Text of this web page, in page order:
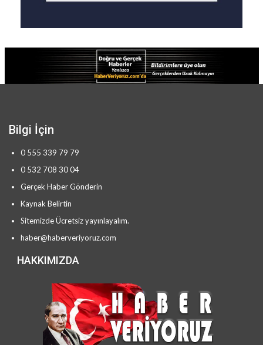
Bilgi İçin
0 555 339 79 79
0 532 708 30 04
Gerçek Haber Gönderin
Kaynak Belirtin
Sitemizde Ücretsiz yayınlayalım.
haber@haberveriyoruz.com
HAKKIMIZDA